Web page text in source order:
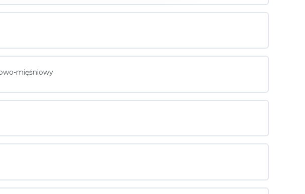
mięśniowy